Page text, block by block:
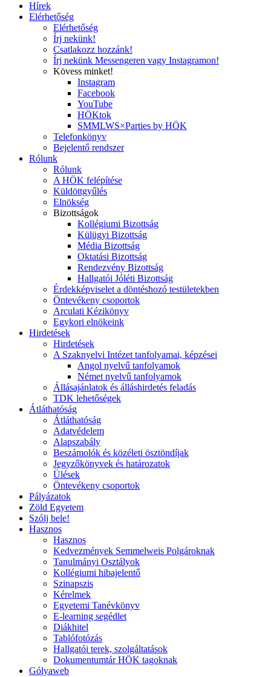
Hírek
Elérhetőség
Elérhetőség
Írj nekünk!
Csatlakozz hozzánk!
Írj nekünk Messengeren vagy Instagramon!
Kövess minket!
Instagram
Facebook
YouTube
HÖKtok
SMMLWS×Parties by HÖK
Telefonkönyv
Bejelentő rendszer
Rólunk
Rólunk
A HÖK felépítése
Küldöttgyűlés
Elnökség
Bizottságok
Kollégiumi Bizottság
Külügyi Bizottság
Média Bizottság
Oktatási Bizottság
Rendezvény Bizottság
Hallgatói Jóléti Bizottság
Érdekképviselet a döntéshozó testületekben
Öntevékeny csoportok
Arculati Kézikönyv
Egykori elnökeink
Hirdetések
Hirdetések
A Szaknyelvi Intézet tanfolyamai, képzései
Angol nyelvű tanfolyamok
Német nyelvű tanfolyamok
Állásajánlatok és álláshirdetés feladás
TDK lehetőségek
Átláthatóság
Átláthatóság
Adatvédelem
Alapszabály
Beszámolók és közéleti ösztöndíjak
Jegyzőkönyvek és határozatok
Ülések
Öntevékeny csoportok
Pályázatok
Zöld Egyetem
Szólj bele!
Hasznos
Hasznos
Kedvezmények Semmelweis Polgároknak
Tanulmányi Osztályok
Kollégiumi hibajelentő
Szinapszis
Kérelmek
Egyetemi Tanévkönyv
E-learning segédlet
Diákhitel
Tablófotózás
Hallgatói terek, szolgáltatások
Dokumentumtár HÖK tagoknak
Gólyaweb